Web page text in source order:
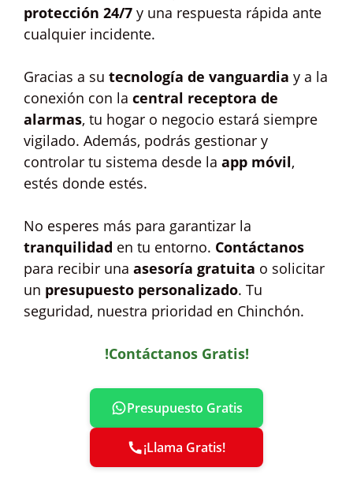
protección 24/7 y una respuesta rápida ante
cualquier incidente.
Gracias a su tecnología de vanguardia y a la
conexión con la central receptora de
alarmas, tu hogar o negocio estará siempre
vigilado. Además, podrás gestionar y
controlar tu sistema desde la app móvil,
estés donde estés.
No esperes más para garantizar la
tranquilidad en tu entorno. Contáctanos
para recibir una asesoría gratuita o solicitar
un presupuesto personalizado. Tu
seguridad, nuestra prioridad en Chinchón.
!Contáctanos Gratis!
Presupuesto Gratis
¡Llama Gratis!